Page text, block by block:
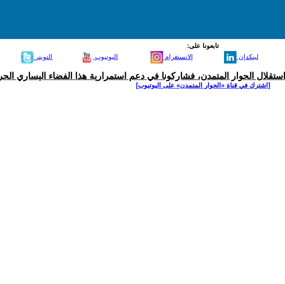
تابعونا على:
التويتر اليوتيوب الانستغرام لينكدإن
الحوار المتمدن، فشاركونا في دعم استمرارية هذا الفضاء اليساري الحر
[اشترك في قناة ‫«الحوار المتمدن» على اليوتيوب]